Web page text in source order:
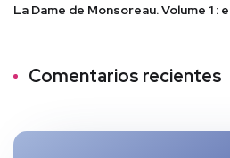
La Dame de Monsoreau. Volume 1 :
Comentarios recientes